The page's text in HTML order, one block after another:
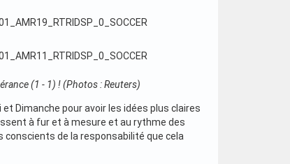
(1 - 1) ! (Photos : Reuters)
Dimanche pour avoir les idées plus claires
à fur et à mesure et au rythme des
de la responsabilité que cela